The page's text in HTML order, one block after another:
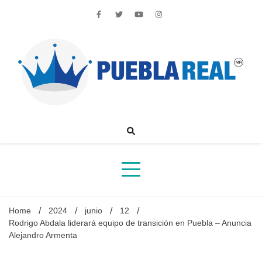
Noticias de actualidad de Puebla, México y el mundo
Home 2024 junio
12
Rodrigo Abdala liderará equipo de transición en Puebla – Anuncia
Alejandro Armenta